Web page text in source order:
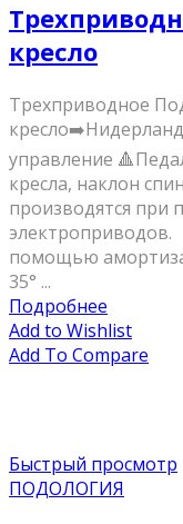
кресло
Трехприводное
управление
кресла, наклон
производятся при
электроприводов.
помощью
35° ...
Подробнее
Add to Wishlist
Add To Compare
Быстрый просмотр
ПОДОЛОГИЯ